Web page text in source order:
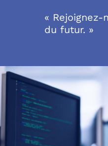
« Rejoignez-
du futur. »